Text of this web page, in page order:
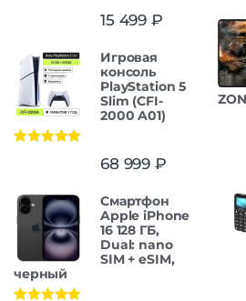
15 499 ₽
Игровая
консоль
PlayStation 5
Slim (CFI-
2000 A01)
68 999 ₽
Смартфон
Apple iPhone
16 128 ГБ,
Dual: nano
SIM + eSIM,
черный